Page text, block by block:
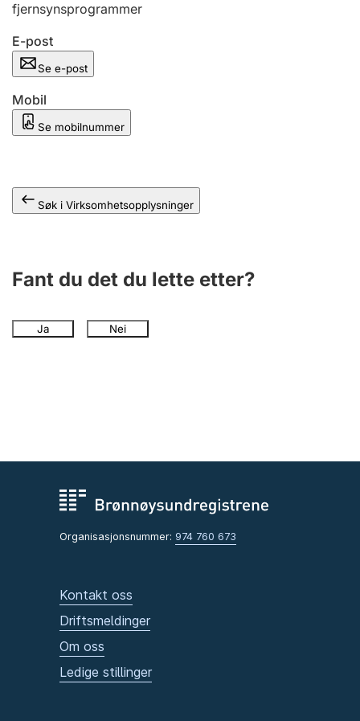
Andre tema
fjernsynsprogrammer
E-post
Se e-post
Mobil
Se mobilnummer
Søk i Virksomhetsopplysninger
Fant du det du lette etter?
Ja Nei
Organisasjonsnummer: 974 760 673
Kontakt oss
Driftsmeldinger
Om oss
Ledige stillinger